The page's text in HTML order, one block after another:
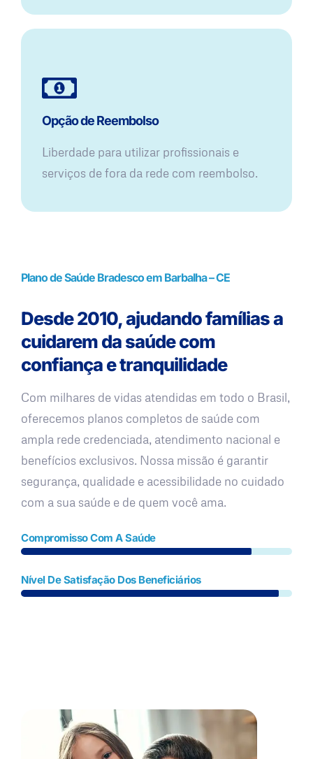
Opção de Reembolso
Liberdade para utilizar profissionais e
serviços de fora da rede com reembolso.
Plano de Saúde Bradesco em Barbalha – CE
Desde 2010, ajudando famílias a
cuidarem da saúde com
confiança e tranquilidade
Com milhares de vidas atendidas em todo o Brasil,
oferecemos planos completos de saúde com
ampla rede credenciada, atendimento nacional e
benefícios exclusivos. Nossa missão é garantir
segurança, qualidade e acessibilidade no cuidado
com a sua saúde e de quem você ama.
Compromisso Com A Saúde
Nível De Satisfação Dos Beneficiários